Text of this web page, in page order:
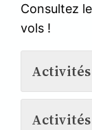
Consultez
vols !
Activités
Activités